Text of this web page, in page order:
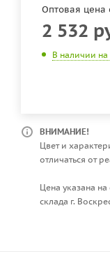
Оптовая цена
2 532
В наличии на
ВНИМАНИЕ!
Цвет и
отличаться от
Цена указана
склада г.